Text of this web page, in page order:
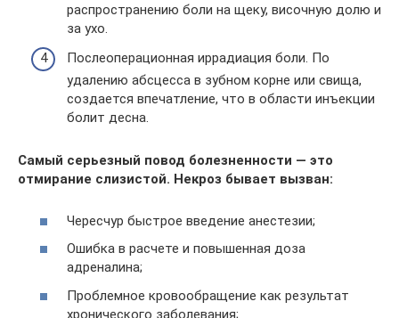
распространению боли на щеку, височную долю и
за ухо.
Послеоперационная иррадиация боли. По
удалению абсцесса в зубном корне или свища,
создается впечатление, что в области инъекции
болит десна.
Самый серьезный повод болезненности — это
отмирание слизистой. Некроз бывает вызван:
Чересчур быстрое введение анестезии;
Ошибка в расчете и повышенная доза
адреналина;
Проблемное кровообращение как результат
хронического заболевания;